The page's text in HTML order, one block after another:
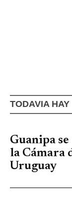
TODAVIA
Guanipa
la Cámara
Uruguay